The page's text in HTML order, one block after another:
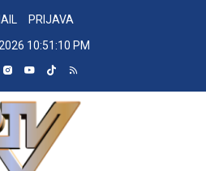
PRIJAVA
10:51:11 PM